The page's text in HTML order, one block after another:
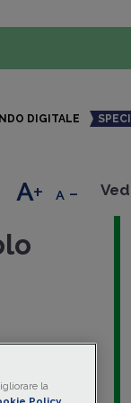
DIGITALE
. Con
+ -
la